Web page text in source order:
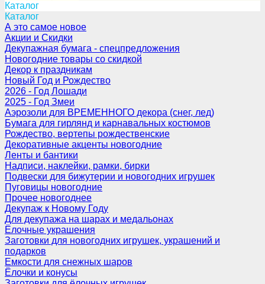
Каталог
Каталог
А это самое новое
Акции и Скидки
Декупажная бумага - спецпредложения
Новогодние товары со скидкой
Декор к праздникам
Новый Год и Рождество
2026 - Год Лошади
2025 - Год Змеи
Аэрозоли для ВРЕМЕННОГО декора (снег, лед)
Бумага для гирлянд и карнавальных костюмов
Рождество, вертепы рождественские
Декоративные акценты новогодние
Ленты и бантики
Надписи, наклейки, рамки, бирки
Подвески для бижутерии и новогодних игрушек
Пуговицы новогодние
Прочее новогоднее
Декупаж к Новому Году
Для декупажа на шарах и медальонах
Ёлочные украшения
Заготовки для новогодних игрушек, украшений и
подарков
Емкости для снежных шаров
Ёлочки и конусы